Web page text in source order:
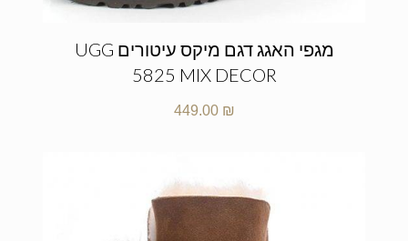
מגפי האגג דגם מיקס עיטורים UGG
5825 MIX DECOR
449.00 ₪